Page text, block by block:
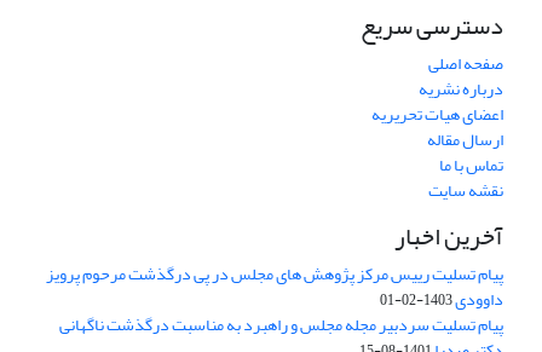
دسترسی سریع
صفحه اصلی
درباره نشریه
اعضای هیات تحریریه
ارسال مقاله
تماس با ما
نقشه سایت
آخرین اخبار
پیام تسلیت رییس مرکز پژوهش های مجلس در پی درگذشت مرحوم پرویز
داوودی1403-02-01
پیام تسلیت سردبیر مجله مجلس و راهبرد به مناسبت درگذشت ناگهانی